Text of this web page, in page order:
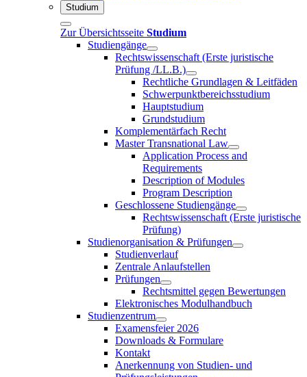
Studium
Zur Übersichtsseite Studium
Studiengänge
Rechtswissenschaft (Erste juristische
Prüfung /LL.B.)
Rechtliche Grundlagen & Leitfäden
Schwerpunktbereichsstudium
Hauptstudium
Grundstudium
Komplementärfach Recht
Master Transnational Law
Application Process and
Requirements
Description of Modules
Program Description
Geschlossene Studiengänge
Rechtswissenschaft (Erste juristische
Prüfung)
Studienorganisation & Prüfungen
Studienverlauf
Zentrale Anlaufstellen
Prüfungen
Rechtsmittel gegen Bewertungen
Elektronisches Modulhandbuch
Studienzentrum
Examensfeier 2026
Downloads & Formulare
Kontakt
Anerkennung von Studien- und